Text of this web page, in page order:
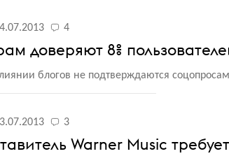
4
доверяют 8%
блогов не подтверждаются
3
Warner Music